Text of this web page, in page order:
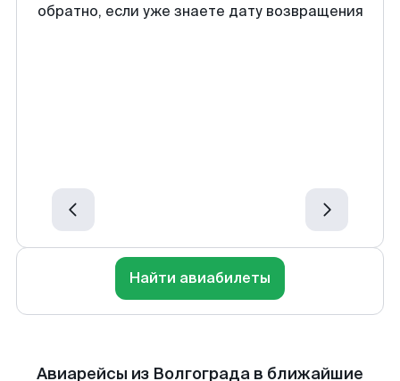
обратно, если уже знаете дату возвращения
Найти авиабилеты
Авиарейсы из Волгограда в ближайшие